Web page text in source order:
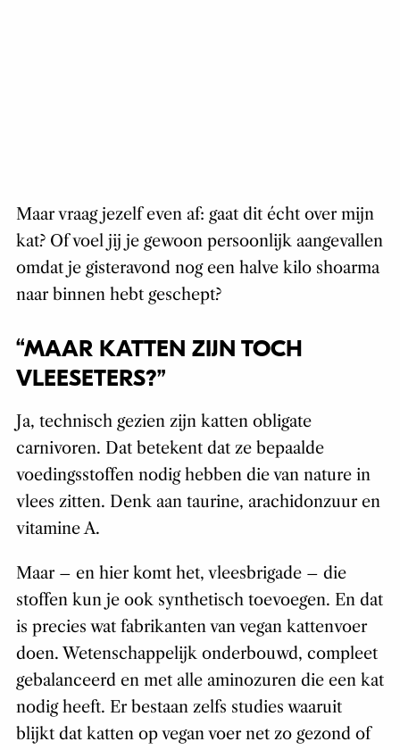
Maar vraag jezelf even af: gaat dit écht over mijn
kat? Of voel jij je gewoon persoonlijk aangevallen
omdat je gisteravond nog een halve kilo shoarma
naar binnen hebt geschept?
“MAAR KATTEN ZIJN TOCH
VLEESETERS?”
Ja, technisch gezien zijn katten obligate
carnivoren. Dat betekent dat ze bepaalde
voedingsstoffen nodig hebben die van nature in
vlees zitten. Denk aan taurine, arachidonzuur en
vitamine A.
Maar – en hier komt het, vleesbrigade – die
stoffen kun je ook synthetisch toevoegen. En dat
is precies wat fabrikanten van vegan kattenvoer
doen. Wetenschappelijk onderbouwd, compleet
gebalanceerd en met alle aminozuren die een kat
nodig heeft. Er bestaan zelfs studies waaruit
blijkt dat katten op vegan voer net zo gezond of